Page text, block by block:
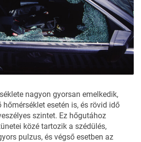
nagyon gyorsan emelkedik,
hőmérséklet esetén is, és rövid idő
szintet. Ez hőgutához
közé tartozik a szédülés,
pulzus, és végső esetben az